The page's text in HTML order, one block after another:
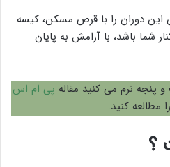
این دوران را با قرص مسکن، کیسه
باشد، با آرامش به پایان
نرم می کنید مقاله پی ام اس
را مطالعه کنید.
؟